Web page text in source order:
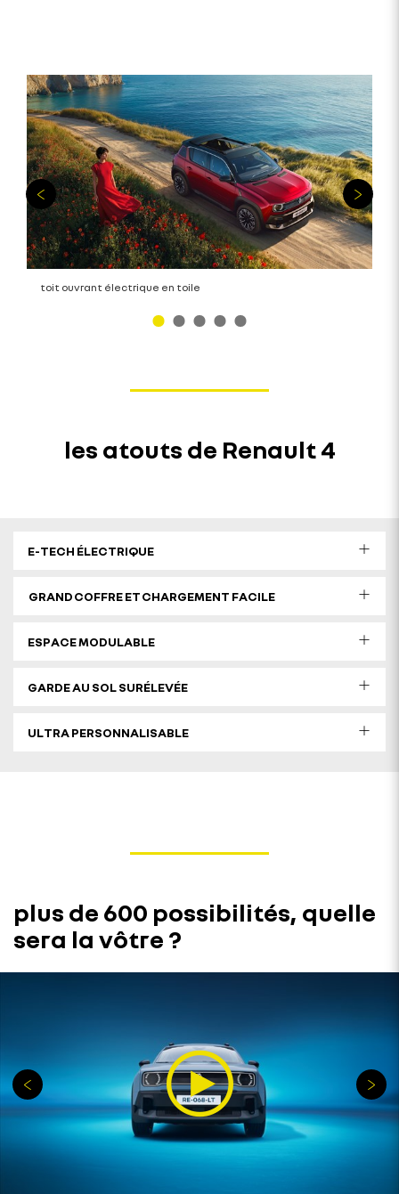
toit ouvrant électrique en toile
les atouts de Renault 4
E-TECH ÉLECTRIQUE​
GRAND COFFRE ET CHARGEMENT FACILE
ESPACE MODULABLE
GARDE AU SOL SURÉLEVÉE
ULTRA PERSONNALISABLE
plus de 600 possibilités, quelle
sera la vôtre ?